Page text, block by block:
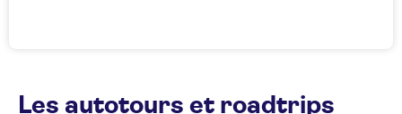
Les autotours et roadtrips